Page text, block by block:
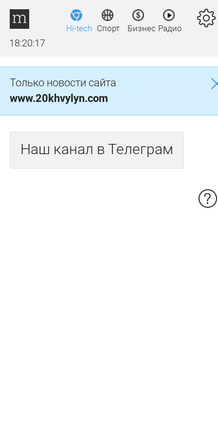
18:20:17
Hi-tech Спорт Бизнес Радио
Только новости сайта
www.20khvylyn.com
Наш канал в Телеграм